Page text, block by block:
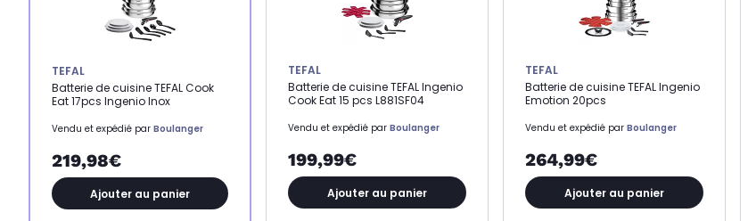
TEFAL
Batterie de cuisine TEFAL Cook
Eat 17pcs Ingenio Inox
Vendu et expédié par Boulanger
219,98€
Ajouter au panier
TEFAL
Batterie de cuisine TEFAL Ingenio
Cook Eat 15 pcs L881SF04
Vendu et expédié par Boulanger
199,99€
Ajouter au panier
TEFAL
Batterie de cuisine TEFAL Ingenio
Emotion 20pcs
Vendu et expédié par Boulanger
264,99€
Ajouter au panier